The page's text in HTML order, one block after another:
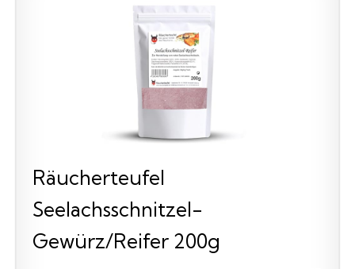
Räucherteufel
Seelachsschnitzel-
Gewürz/Reifer 200g